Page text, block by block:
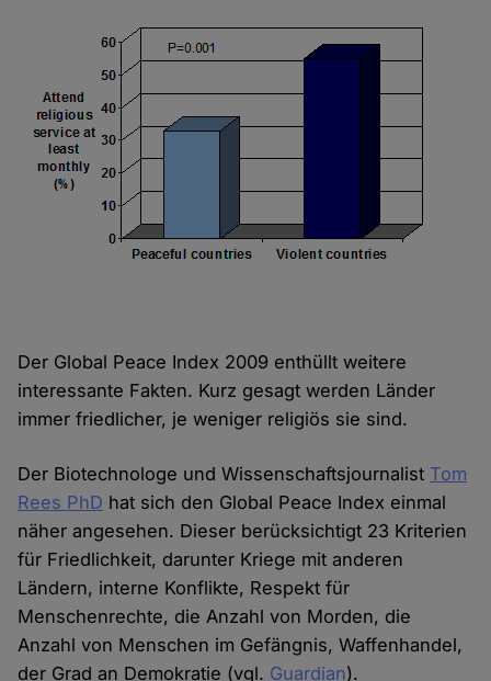
Der Global Peace Index 2009 enthüllt weitere
interessante Fakten. Kurz gesagt werden Länder
immer friedlicher, je weniger religiös sie sind.
Der Biotechnologe und Wissenschaftsjournalist Tom
Rees PhD hat sich den Global Peace Index einmal
näher angesehen. Dieser berücksichtigt 23 Kriterien
für Friedlichkeit, darunter Kriege mit anderen
Ländern, interne Konflikte, Respekt für
Menschenrechte, die Anzahl von Morden, die
Anzahl von Menschen im Gefängnis, Waffenhandel,
der Grad an Demokratie (vgl. Guardian).